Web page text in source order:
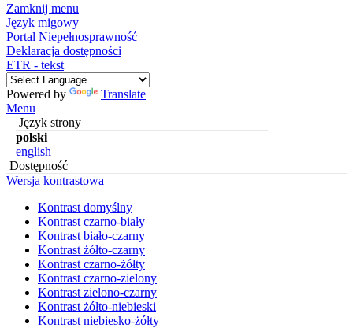
Zamknij menu
Język migowy
Portal Niepełnosprawność
Deklaracja dostępności
ETR - tekst
Powered by
Translate
Menu
Język strony
polski
english
Dostępność
Wersja kontrastowa
Kontrast domyślny
Kontrast czarno-biały
Kontrast biało-czarny
Kontrast żółto-czarny
Kontrast czarno-żółty
Kontrast czarno-zielony
Kontrast zielono-czarny
Kontrast żółto-niebieski
Kontrast niebiesko-żółty